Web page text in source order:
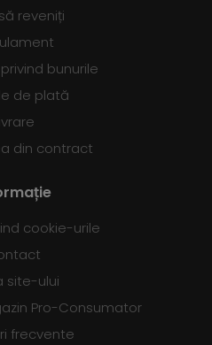
reveniți
bunurile
de plată
din contract
cookie-urile
site-ului
Pro-Consumator
frecvente